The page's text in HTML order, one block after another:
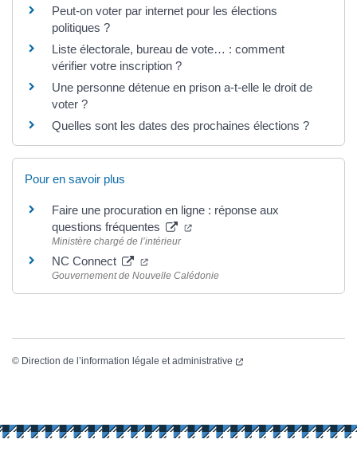
Peut-on voter par internet pour les élections
politiques ?
Liste électorale, bureau de vote… : comment
vérifier votre inscription ?
Une personne détenue en prison a-t-elle le droit de
voter ?
Quelles sont les dates des prochaines élections ?
Pour en savoir plus
Faire une procuration en ligne : réponse aux
questions fréquentes
(ouverture dans un nouvel
Ministère chargé de l’intérieur
NC Connect (ouverture dans un nouvel onglet)
Gouvernement de Nouvelle Calédonie
© Direction de l’information légale et administrative (ouverture dans un